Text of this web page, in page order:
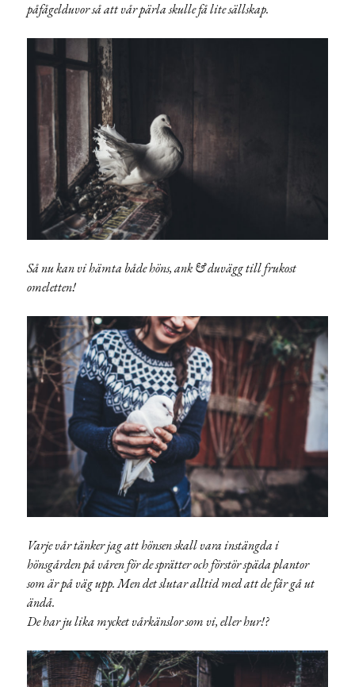
påfågelduvor så att vår pärla skulle få lite sällskap.
Så nu kan vi hämta både höns, ank & duvägg till frukost
omeletten!
Varje vår tänker jag att hönsen skall vara instängda i
hönsgården på våren för de sprätter och förstör späda plantor
som är på väg upp. Men det slutar alltid med att de får gå ut
ändå.
De har ju lika mycket vårkänslor som vi, eller hur!?